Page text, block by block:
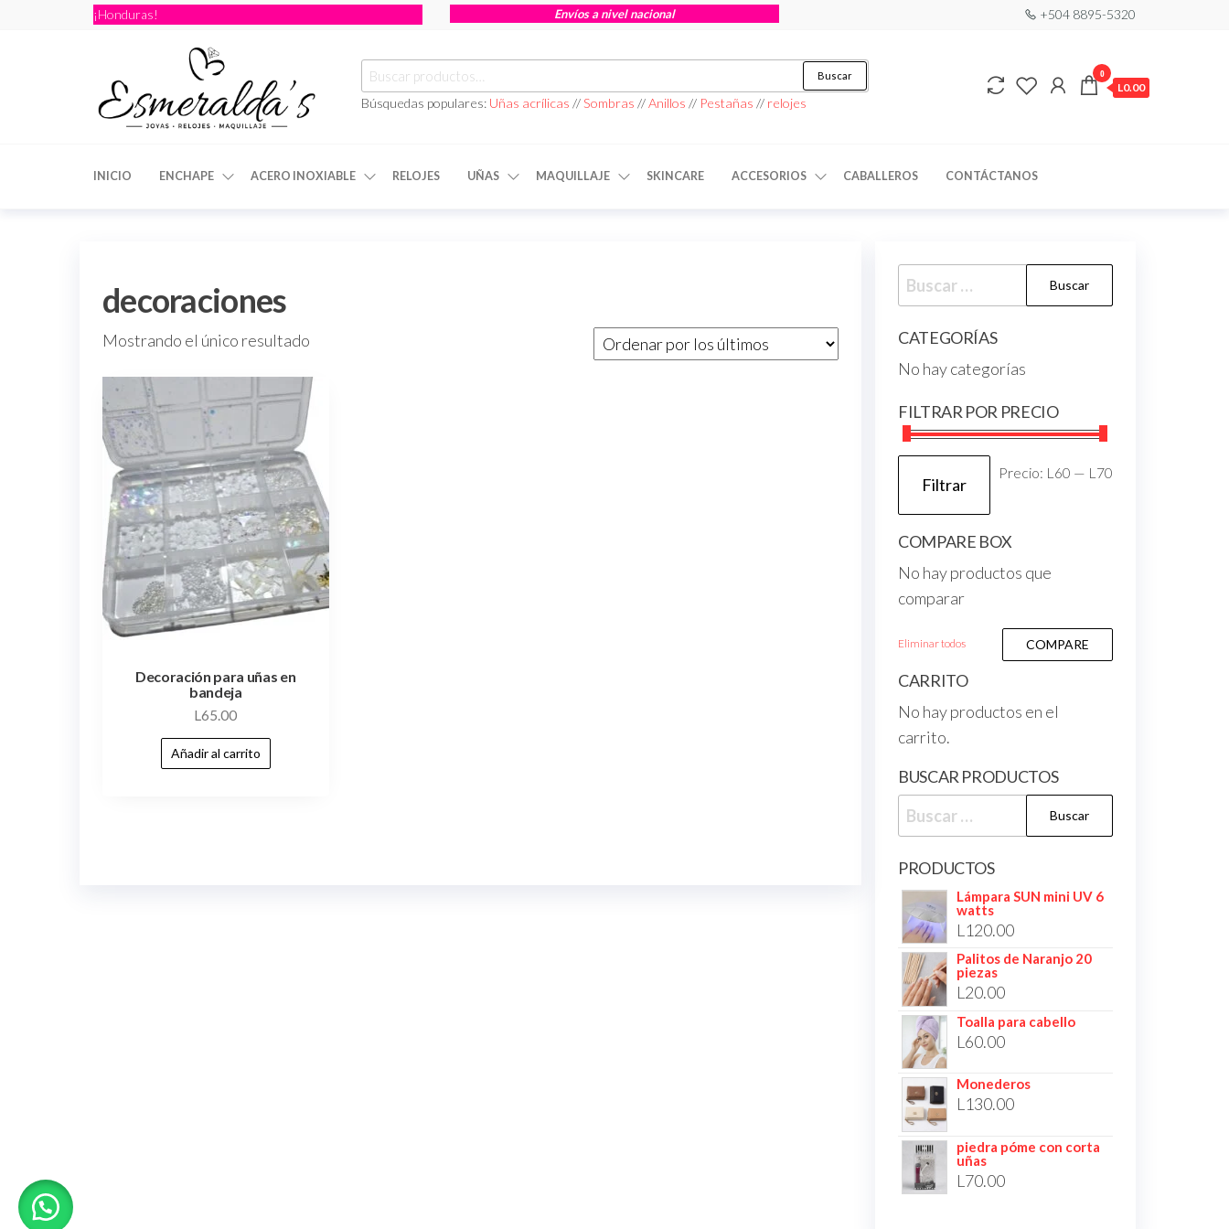
¡Honduras! Envíos a nivel nacional +504 8895-5320
Esmeraldas
Relojería
Buscar
Búsquedas populares: Uñas acrílicas //Sombras //Anillos // Pestañas // relojes
0
L0.00
INICIO ENCHAPE ACERO INOXIABLE RELOJES UÑAS MAQUILLAJE SKINCARE ACCESORIOS CABALLEROS CONTÁCTANOS
decoraciones
Mostrando el único resultado
Decoración para uñas en
bandeja
L65.00
Añadir al carrito
CATEGORÍAS
No hay categorías
FILTRAR POR PRECIO
Filtrar
Precio: L60 — L70
COMPARE BOX
No hay productos que
comparar
Eliminar todos COMPARE
CARRITO
No hay productos en el
carrito.
BUSCAR PRODUCTOS
PRODUCTOS
Lámpara SUN mini UV 6
watts
L 120.00
Palitos de Naranjo 20
piezas
L 20.00
Toalla para cabello
L 60.00
Monederos
L 130.00
piedra póme con corta
uñas
L 70.00